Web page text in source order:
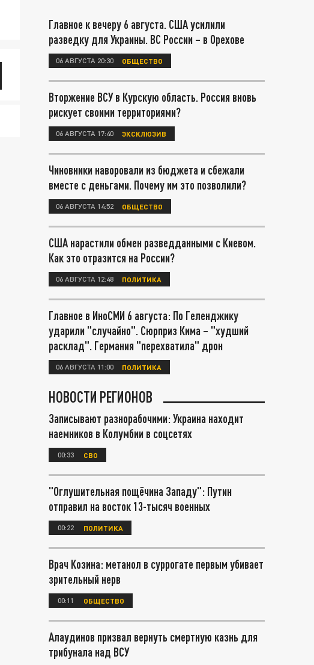
Главное к вечеру 6 августа. США усилили
разведку для Украины. ВС России – в Орехове
06 АВГУСТА 20:30 ОБЩЕСТВО
Вторжение ВСУ в Курскую область. Россия вновь
рискует своими территориями?
06 АВГУСТА 17:40 ЭКСКЛЮЗИВ
Чиновники наворовали из бюджета и сбежали
вместе с деньгами. Почему им это позволили?
06 АВГУСТА 14:52 ОБЩЕСТВО
США нарастили обмен разведданными с Киевом.
Как это отразится на России?
06 АВГУСТА 12:48 ПОЛИТИКА
Главное в ИноСМИ 6 августа: По Геленджику
ударили "случайно". Сюрприз Кима – "худший
расклад". Германия "перехватила" дрон
06 АВГУСТА 11:00 ПОЛИТИКА
НОВОСТИ РЕГИОНОВ
Записывают разнорабочими: Украина находит
наемников в Колумбии в соцсетях
00:33 СВО
"Оглушительная пощёчина Западу": Путин
отправил на восток 13-тысяч военных
00:22 ПОЛИТИКА
Врач Козина: метанол в суррогате первым убивает
зрительный нерв
00:11 ОБЩЕСТВО
Алаудинов призвал вернуть смертную казнь для
трибунала над ВСУ